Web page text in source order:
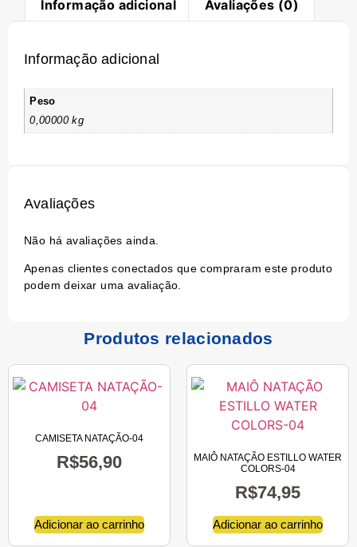
Informação adicional Avaliações (0)
Informação adicional
Peso
0,00000 kg
Avaliações
Não há avaliações ainda.
Apenas clientes conectados que compraram este produto
podem deixar uma avaliação.
Produtos relacionados
CAMISETA NATAÇÃO-04
R$56,90
Adicionar ao carrinho
MAIÔ NATAÇÃO ESTILLO WATER
COLORS-04
R$74,95
Adicionar ao carrinho